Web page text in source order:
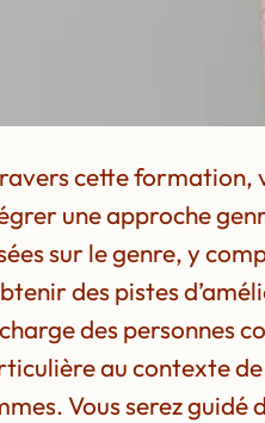
cette formation,
une approche
sur le genre, y
des pistes
des personnes
au contexte
Vous serez guidé